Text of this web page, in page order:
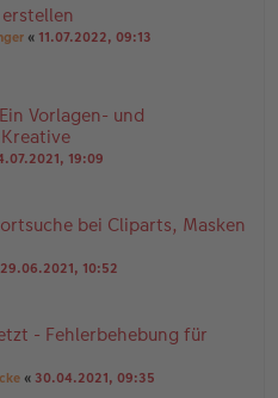
« 11.07.2022, 09:13
Vorlagen- und
19:09
bei Cliparts, Masken
29.06.2021, 10:52
- Fehlerbehebung für
« 30.04.2021, 09:35